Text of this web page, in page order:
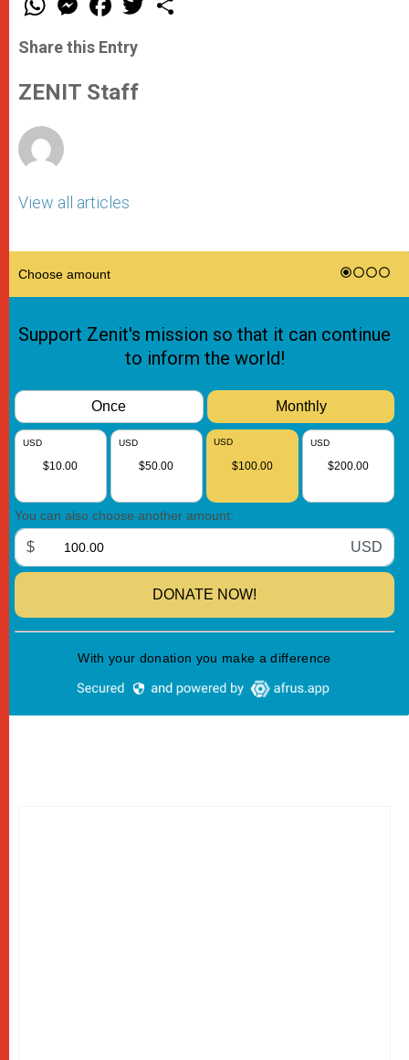
t
s
p
p
e
s
e
g
e
a
e
b
o
k
w
Share this Entry
ZENIT Staff
View all articles